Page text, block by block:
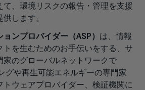
て、環境リスクの報告・管理を支援
します。
ンプロバイダー（ASP） は、情報
トを生むためのお手伝いをする、サ
家のグローバルネットワークで
グや再生可能エネルギーの専門家
トウェアプロバイダー、検証機関に